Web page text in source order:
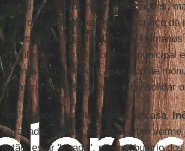
tinha o objetivo de obter informações,
transformá-los em espiões a serviço da
Centro de Defesa dos Direitos
articulações com os poderes municipal
em museu. Para
Boff, esse tipo de
fantasma do autoritarismo e consolidar
Nos últimos dias de suplício na casa,
"arrasada, doente, reduzida a um
então, estar "virada", no vocabulário